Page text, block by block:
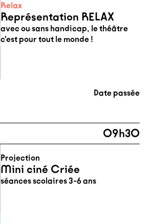
Relax
Représentation RELAX
avec ou sans handicap, le théâtre
c'est pour tout le monde !
Date passée
09h30
Projection
Mini ciné Criée
séances scolaires 3-6 ans